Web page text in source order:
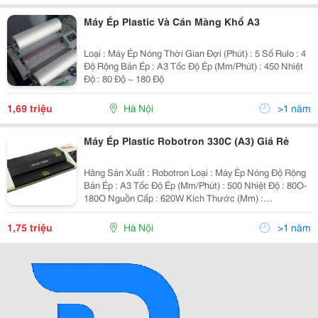
Máy Ép Plastic Và Cán Màng Khổ A3
Loại : Máy Ép Nóng Thời Gian Đợi (Phút) : 5 Số Rulo : 4
Độ Rộng Bản Ép : A3 Tốc Độ Ép (Mm/Phút) : 450 Nhiệt
Độ : 80 Độ ~ 180 Độ
1,69 triệu Hà Nội >1 năm
Máy Ép Plastic Robotron 330C (A3) Giá Rẻ
Hãng Sản Xuất : Robotron Loại : Máy Ép Nóng Độ Rộng
Bản Ép : A3 Tốc Độ Ép (Mm/Phút) : 500 Nhiệt Độ : 80O-
180O Nguồn Cấp : 620W Kích Thước (Mm) :
500X240X150 Trọng Lượ
1,75 triệu Hà Nội >1 năm